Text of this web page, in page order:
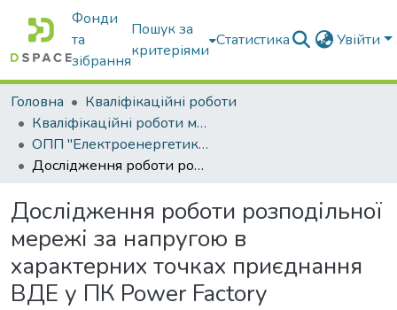
Фонди
та
зібрання
Пошук за
критеріями
Статистика Увійти
Головна
Кваліфікаційні роботи
Кваліфікаційні роботи магістрів
ОПП "Електроенергетика, електротехніка та електромеханіка"
Дослідження роботи розподільної мережі за напругою в характерних точках приєднання ВДЕ у ПК Power Factory
Дослідження роботи розподільної
мережі за напругою в
характерних точках приєднання
ВДЕ у ПК Power Factory